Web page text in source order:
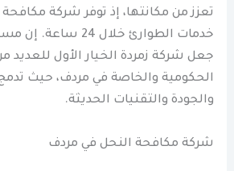
تعزز من مكانتها، إذ توفر شركة
خدمات الطوارئ خلال 24
جعل شركة زمردة الخيار الأول
الحكومية والخاصة في مردف، حيث
والجودة والتقنيات الحديثة.
شركة مكافحة النحل في مردف